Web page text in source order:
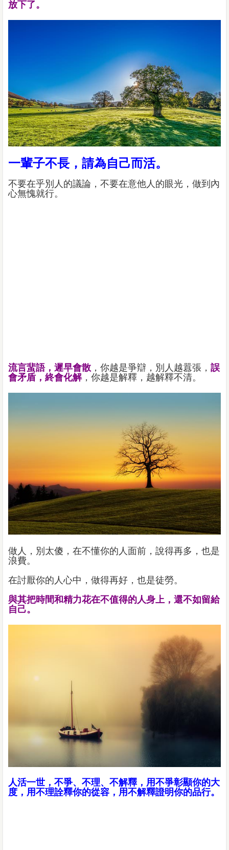
放下了。
一輩子不長，請為自己而活。
不要在乎別人的議論，不要在意他人的眼光，做到內
心無愧就行。
流言蜚語，遲早會散 ，你越是爭辯，別人越囂張， 誤
會矛盾，終會化解，你越是解釋，越解釋不清。
做人，別太傻，在不懂你的人面前，說得再多，也是
浪費。
在討厭你的人心中，做得再好，也是徒勞。
與其把時間和精力花在不值得的人身上，還不如留給
自己。
人活一世，不爭、不理、不解釋，用不爭彰顯你的大
度，用不理詮釋你的從容，用不解釋證明你的品行。